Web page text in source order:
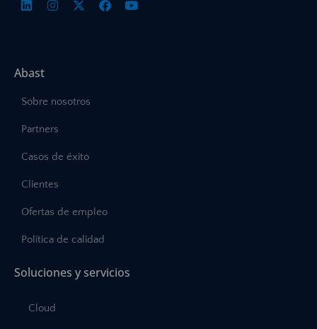
Abast
Sobre nosotros
Partners
Casos de éxito
Clientes
Ofertas de empleo
Política de calidad
Soluciones y servicios
Cloud